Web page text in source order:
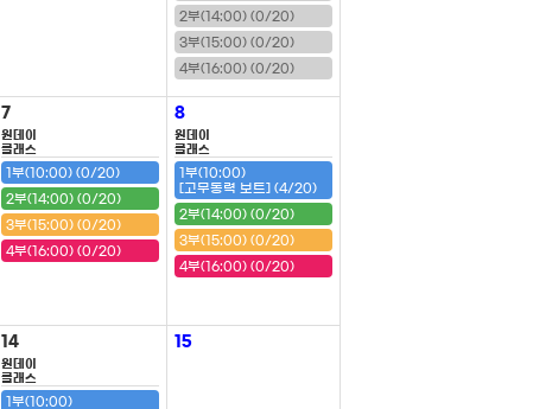
2부(14:00) (0/20)
3부(15:00) (0/20)
4부(16:00) (0/20)
7
원데이
클래스
1부(10:00) (0/20)
2부(14:00) (0/20)
3부(15:00) (0/20)
4부(16:00) (0/20)
8
원데이
클래스
1부(10:00)
[고무동력 보트] (4/20)
2부(14:00) (0/20)
3부(15:00) (0/20)
4부(16:00) (0/20)
14
원데이
클래스
1부(10:00)
15